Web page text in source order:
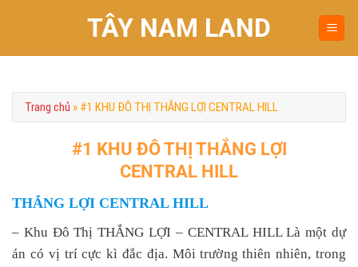
TÂY NAM LAND
Trang chủ » #1 KHU ĐÔ THỊ THẮNG LỢI CENTRAL HILL
#1 KHU ĐÔ THỊ THẮNG LỢI
CENTRAL HILL
THẮNG LỢI CENTRAL HILL
– Khu Đô Thị THẮNG LỢI – CENTRAL HILL Là một dự
án có vị trí cực kì đắc địa. Môi trường thiên nhiên, trong